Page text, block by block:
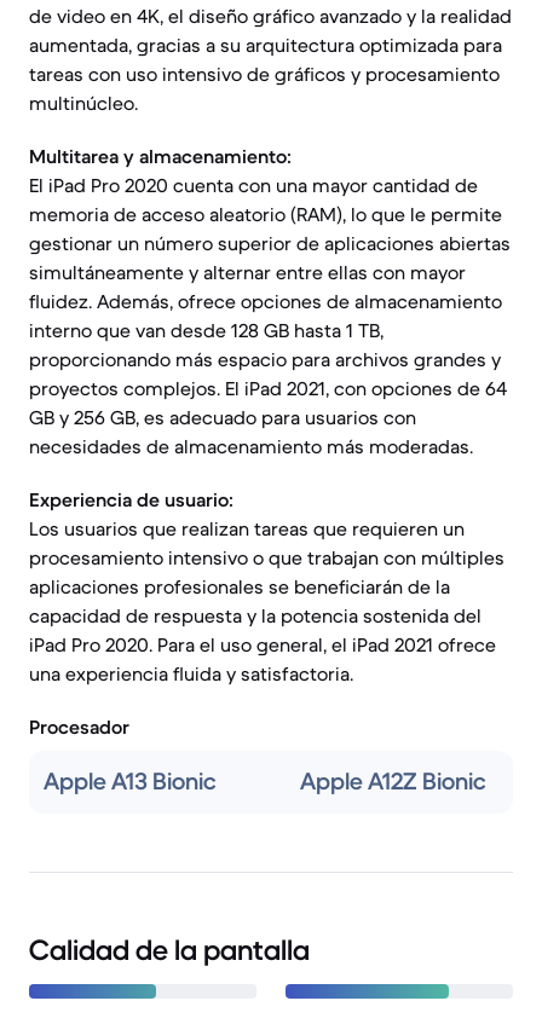
de video en 4K, el diseño gráfico avanzado y la realidad
aumentada, gracias a su arquitectura optimizada para
tareas con uso intensivo de gráficos y procesamiento
multinúcleo.
Multitarea y almacenamiento:
El iPad Pro 2020 cuenta con una mayor cantidad de
memoria de acceso aleatorio (RAM), lo que le permite
gestionar un número superior de aplicaciones abiertas
simultáneamente y alternar entre ellas con mayor
fluidez. Además, ofrece opciones de almacenamiento
interno que van desde 128 GB hasta 1 TB,
proporcionando más espacio para archivos grandes y
proyectos complejos. El iPad 2021, con opciones de 64
GB y 256 GB, es adecuado para usuarios con
necesidades de almacenamiento más moderadas.
Experiencia de usuario:
Los usuarios que realizan tareas que requieren un
procesamiento intensivo o que trabajan con múltiples
aplicaciones profesionales se beneficiarán de la
capacidad de respuesta y la potencia sostenida del
iPad Pro 2020. Para el uso general, el iPad 2021 ofrece
una experiencia fluida y satisfactoria.
Procesador
Apple A13 Bionic Apple A12Z Bionic
Calidad de la pantalla